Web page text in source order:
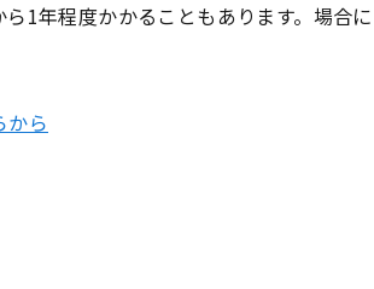
1年程度かかることもあります。場合
から